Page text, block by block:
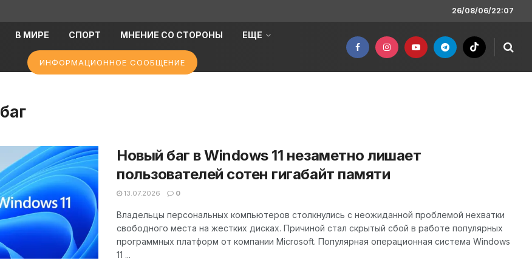
26/08/06/22:07
В МИРЕ СПОРТ МНЕНИЕ СО СТОРОНЫ ЕЩЕ
ИНФОРМАЦИОННОЕ СООБЩЕНИЕ
баг
Новый баг в Windows 11 незаметно лишает
пользователей сотен гигабайт памяти
13.07.2026 0
Владельцы персональных компьютеров столкнулись с неожиданной проблемой нехватки
свободного места на жестких дисках. Причиной стал скрытый сбой в работе популярных
программных платформ от компании Microsoft. Популярная операционная система Windows
11 ...